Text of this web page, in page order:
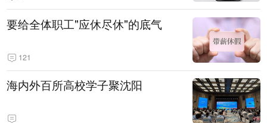
要给全体职工"应休尽休"的底气
121
海内外百所高校学子聚沈阳